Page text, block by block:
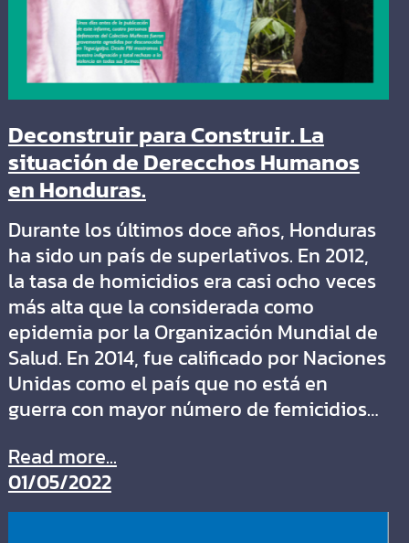
Deconstruir para Construir. La
situación de Derecchos Humanos
en Honduras.
Durante los últimos doce años, Honduras
ha sido un país de superlativos. En 2012,
la tasa de homicidios era casi ocho veces
más alta que la considerada como
epidemia por la Organización Mundial de
Salud. En 2014, fue calificado por Naciones
Unidas como el país que no está en
guerra con mayor número de femicidios…
Read more...
01/05/2022